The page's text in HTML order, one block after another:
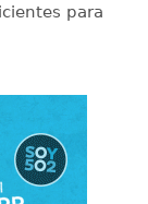
para